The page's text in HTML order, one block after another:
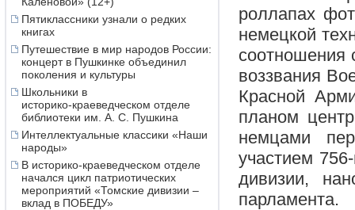
Пятиклассники узнали о редких
книгах
Путешествие в мир народов России:
концерт в Пушкинке объединил
поколения и культуры
Школьники в
историко‑краеведческом отделе
библиотеки им. А. С. Пушкина
Интеллектуальные классики «Наши
народы»
В историко-краеведческом отделе
начался цикл патриотических
мероприятий «Томские дивизии –
вклад в ПОБЕДУ»
роллапах
немецкой
соотношения
воззвания
Красной
планом
немцами
участием
дивизии,
парламента.